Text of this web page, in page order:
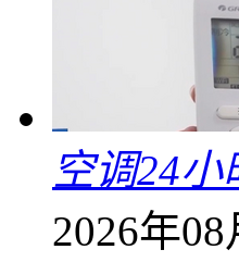
空调24
2026年